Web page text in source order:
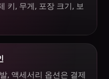
키, 무게, 포장 크기, 보
, 액세서리 옵션은 결제